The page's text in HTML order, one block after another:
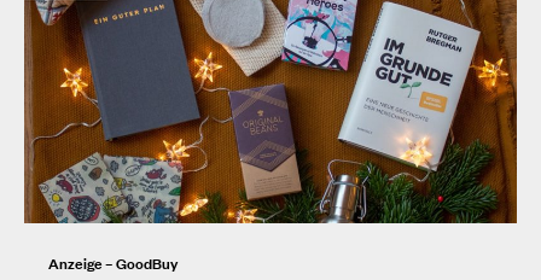
Anzeige – GoodBuy